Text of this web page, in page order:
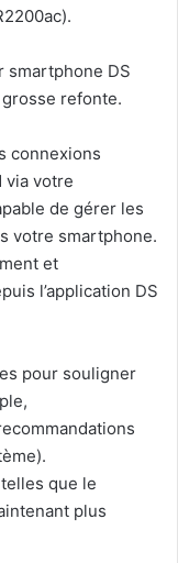
smartphone DS
refonte.
connexions
via votre
de gérer les
votre smartphone.
et
l’application DS
pour souligner
que le
plus